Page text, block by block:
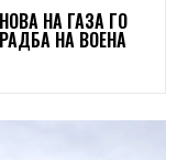
НА ГАЗА ГО
НА ВОЕНА